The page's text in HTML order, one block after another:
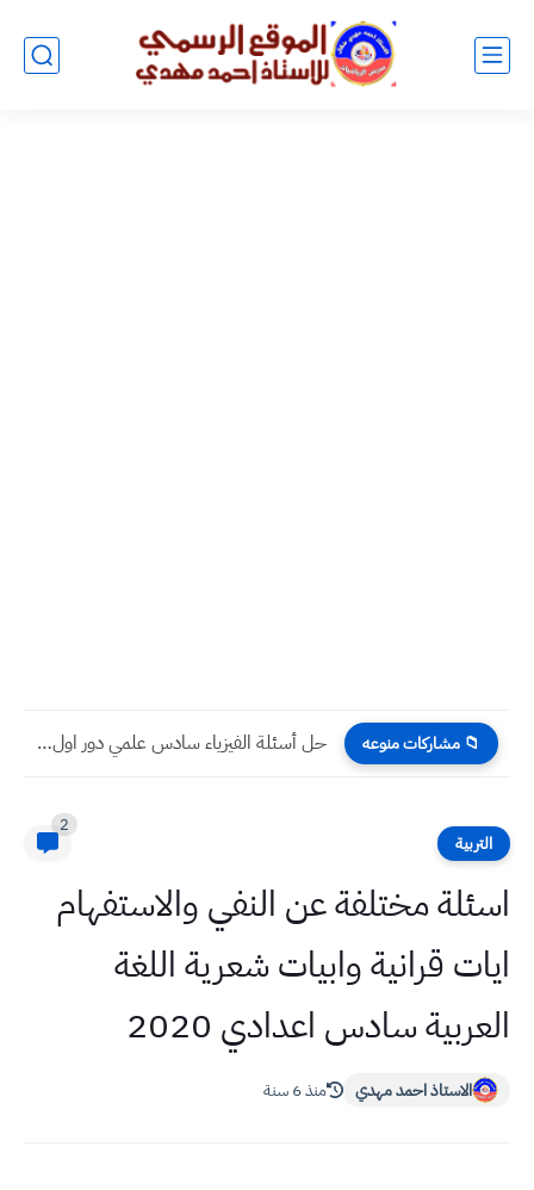
📁 مشاركات منوعه حل أسئلة الفيزياء سادس علمي دور اول 2024
التربية
2
اسئلة مختلفة عن النفي والاستفهام
ايات قرانية وابيات شعرية اللغة
العربية سادس اعدادي 2020
الاستاذ احمد مهدي منذ 6 سنة